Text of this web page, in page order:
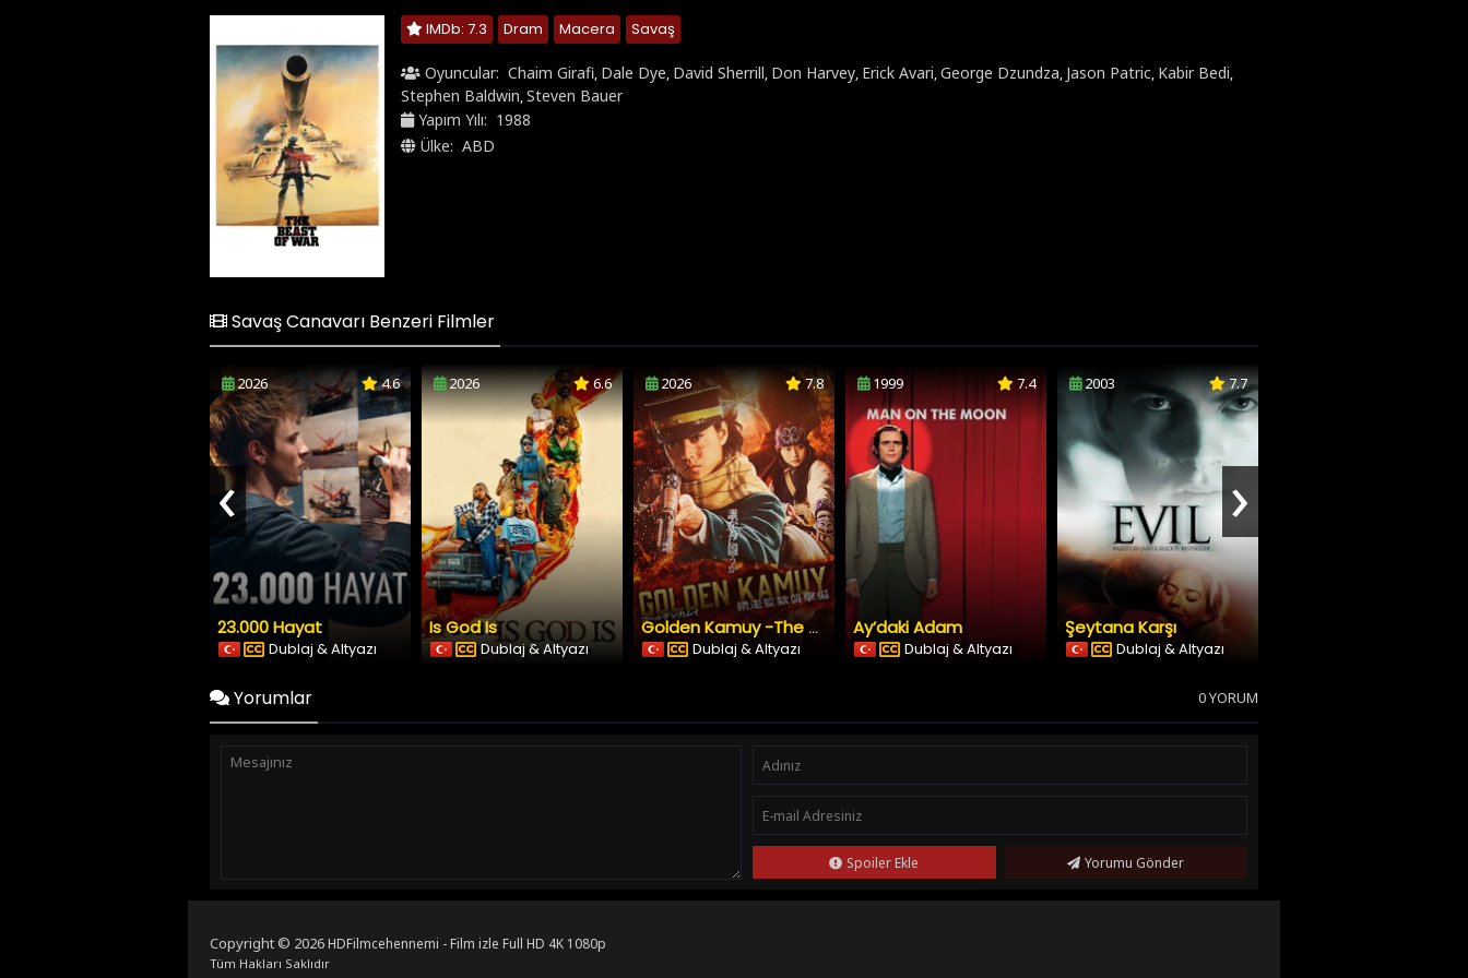
IMDb: 7.3 Dram Macera Savaş
Oyuncular: Chaim Girafi, Dale Dye, David Sherrill, Don Harvey, Erick Avari,George Dzundza, Jason Patric, Kabir Bedi,
Stephen Baldwin,Steven Bauer
Yapım Yılı: 1988
Ülke: ABD
Savaş Canavarı Benzeri Filmler
2026 4.6
23.000 Hayat
Dublaj & Altyazı
2026 6.6
Is God Is
Dublaj & Altyazı
2026 7.8
Golden Kamuy -The Abashiri Prison Raid
Dublaj & Altyazı
1999 7.4
Ay’daki Adam
Dublaj & Altyazı
2003 7.7
Şeytana Karşı
Dublaj & Altyazı
‹ ›
Yorumlar 0 YORUM
Spoiler Ekle Yorumu Gönder
Copyright © 2026HDFilmcehennemi - Film izle Full HD 4K 1080p
Tüm Hakları Saklıdır